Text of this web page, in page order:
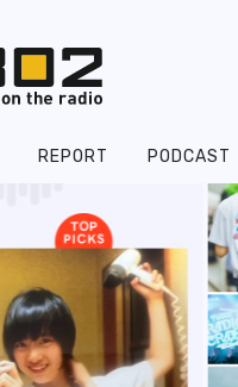
REPORT PODCAST